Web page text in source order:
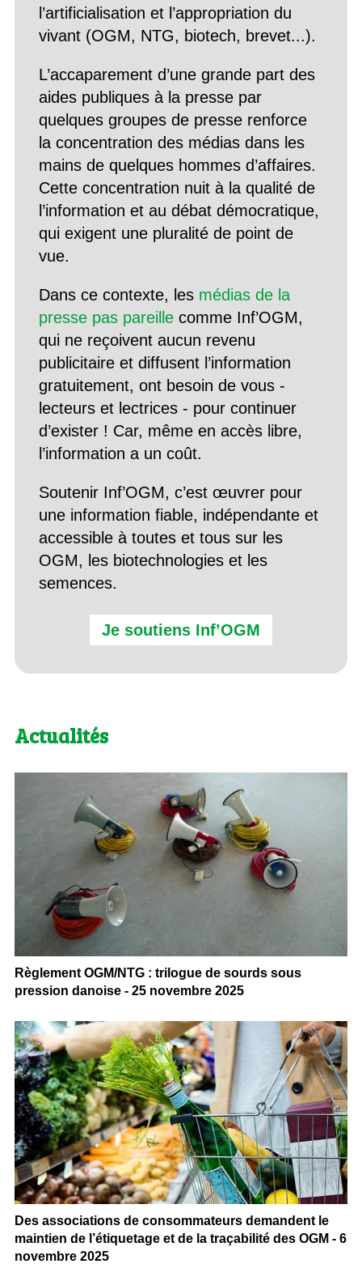
l’artificialisation et l’appropriation du
vivant (OGM, NTG, biotech, brevet...).
L’accaparement d’une grande part des
aides publiques à la presse par
quelques groupes de presse renforce
la concentration des médias dans les
mains de quelques hommes d’affaires.
Cette concentration nuit à la qualité de
l’information et au débat démocratique,
qui exigent une pluralité de point de
vue.
Dans ce contexte, les médias de la
presse pas pareillecomme Inf’OGM,
qui ne reçoivent aucun revenu
publicitaire et diffusent l’information
gratuitement, ont besoin de vous -
lecteurs et lectrices - pour continuer
d’exister ! Car, même en accès libre,
l’information a un coût.
Soutenir Inf’OGM, c’est œuvrer pour
une information fiable, indépendante et
accessible à toutes et tous sur les
OGM, les biotechnologies et les
semences.
Je soutiens Inf’OGM
Actualités
Règlement OGM/NTG : trilogue de sourds sous
pression danoise - 25 novembre 2025
Des associations de consommateurs demandent le
maintien de l’étiquetage et de la traçabilité des OGM - 6
novembre 2025